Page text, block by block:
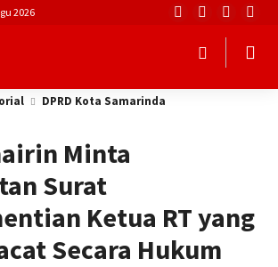
2026
DPRD Kota Samarinda
Minta
Surat
Ketua RT yang
Secara Hukum